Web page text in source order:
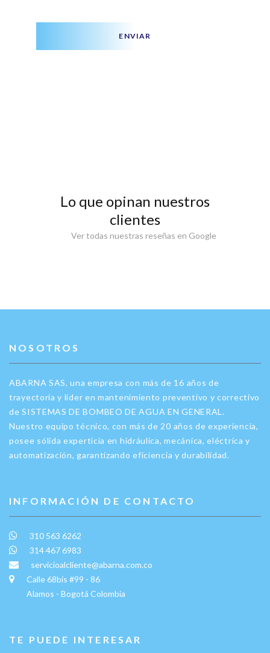
ENVIAR
Lo que opinan nuestros
clientes
Ver todas nuestras reseñas en Google
NOSOTROS
ABARNA SAS, una empresa con más de 16 años de
trayectoria y líder en mantenimiento preventivo y correctivo
de SISTEMAS DE BOMBEO DE AGUA EN GENERAL.
Nuestro equipo técnico, con más de 20 años de experiencia,
posee sólida experticia en hidráulica, mecánica, eléctrica y
automatización, garantizando eficiencia y durabilidad.
INFORMACIÓN DE CONTACTO
310 563 6262
314 467 6983
servicioalcliente@abarna.com.co
Calle 68bis #99 - 86
Alamos - Bogotá Colombia
TE PUEDE INTERESAR